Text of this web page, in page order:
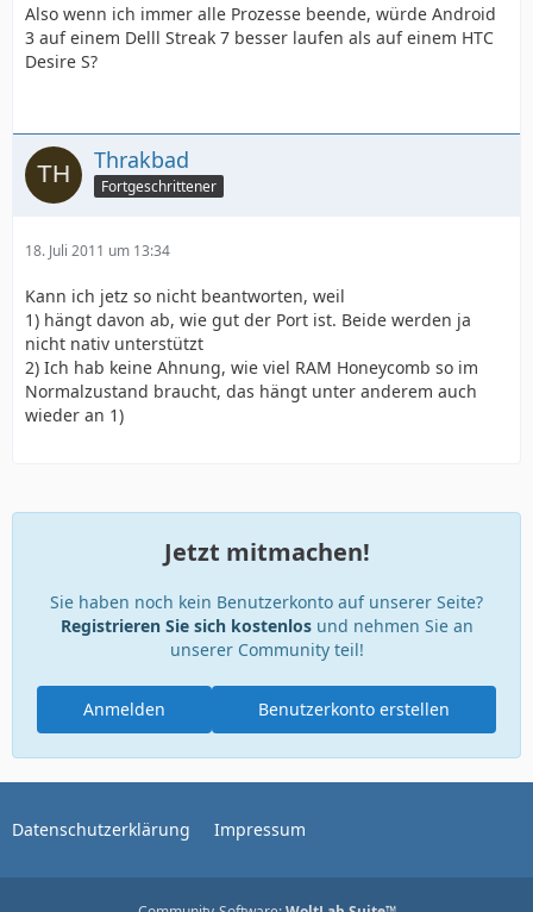
Also wenn ich immer alle Prozesse beende, würde Android
3 auf einem Delll Streak 7 besser laufen als auf einem HTC
Desire S?
Thrakbad
Fortgeschrittener
18. Juli 2011 um 13:34
Kann ich jetz so nicht beantworten, weil
1) hängt davon ab, wie gut der Port ist. Beide werden ja
nicht nativ unterstützt
2) Ich hab keine Ahnung, wie viel RAM Honeycomb so im
Normalzustand braucht, das hängt unter anderem auch
wieder an 1)
Jetzt mitmachen!
Sie haben noch kein Benutzerkonto auf unserer Seite?
Registrieren Sie sich kostenlosund nehmen Sie an
unserer Community teil!
Benutzerkonto erstellen
Anmelden
Datenschutzerklärung Impressum